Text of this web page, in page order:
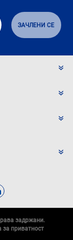
задржани.
за приватност